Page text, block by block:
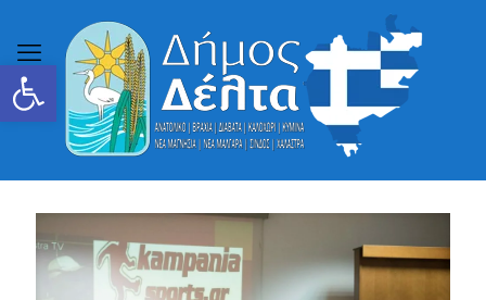
Ανοίξτε τη γραμμή εργαλείων